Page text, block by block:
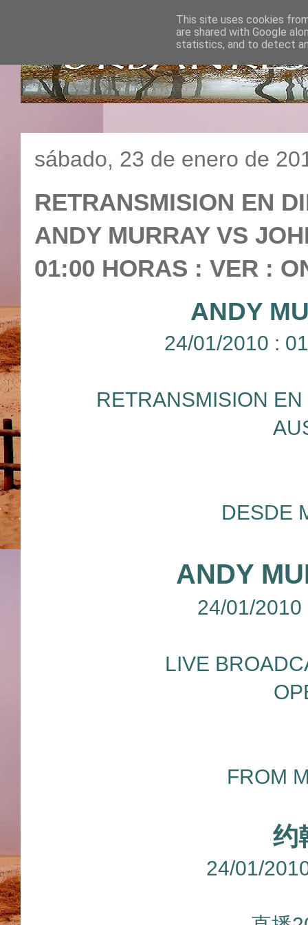
sábado, 23 de enero de
RETRANSMISION EN
ANDY MURRAY VS
01:00 HORAS : VER :
ANDY
24/01/2010 :
RETRANSMISION
DESDE
ANDY
24/01/2010
LIVE
FROM
约
24/01/
This site uses cookies
are shared with Google
statistics, and to detect